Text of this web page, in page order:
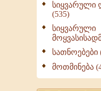
სიყვარული
(535)
სიყვარული
სათნოებები
მოთმინება